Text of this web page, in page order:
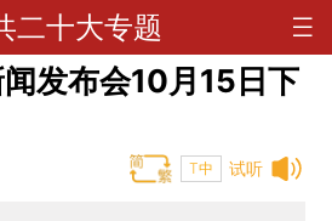
二十大专题
发布会10月15日下
试听
T中